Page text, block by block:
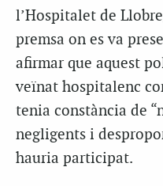
l’Hospitalet de
premsa on es va
afirmar que aquest
veïnat hospitalenc
tenia constància de
negligents i
hauria participat.